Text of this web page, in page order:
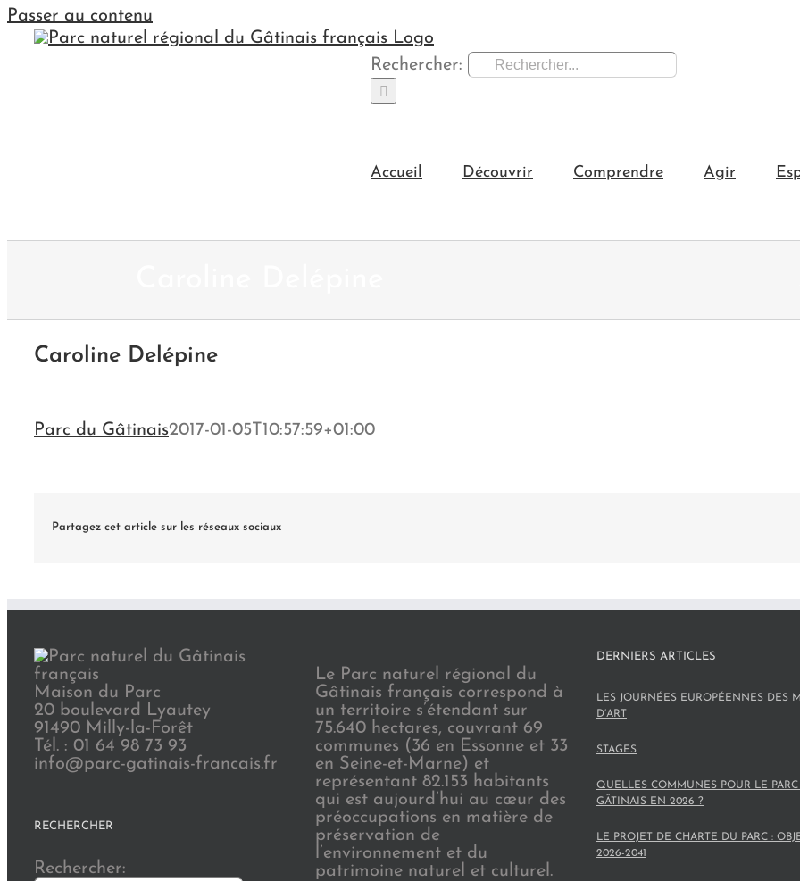
Passer au contenu
Rechercher:
Accueil Découvrir Comprendre Agir
Caroline Delépine
Parc du Gâtinais2017-01-05T10:57:59+01:00
Partagez cet article sur les réseaux sociaux
Maison du Parc
20 boulevard Lyautey
91490 Milly-la-Forêt
Tél. : 01 64 98 73 93
info@parc-gatinais-francais.fr
RECHERCHER
Rechercher:
Le Parc naturel régional du
Gâtinais français correspond à
un territoire s’étendant sur
75.640 hectares, couvrant 69
communes (36 en Essonne et 33
en Seine-et-Marne) et
représentant 82.153 habitants
qui est aujourd’hui au cœur des
préoccupations en matière de
préservation de
l’environnement et du
patrimoine naturel et culturel.
DERNIERS ARTICLES
LES JOURNÉES EUROPÉENNES DES
D’ART
STAGES
QUELLES COMMUNES POUR LE PARC
GÂTINAIS EN 2026 ?
LE PROJET DE CHARTE DU PARC :
2026-2041